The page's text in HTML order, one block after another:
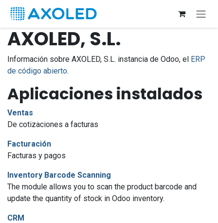
Ir al contenido
AXOLED, S.L.
Información sobre AXOLED, S.L. instancia de Odoo, el ERP
de código abierto.
Aplicaciones instalados
Ventas
De cotizaciones a facturas
Facturación
Facturas y pagos
Inventory Barcode Scanning
The module allows you to scan the product barcode and
update the quantity of stock in Odoo inventory.
CRM